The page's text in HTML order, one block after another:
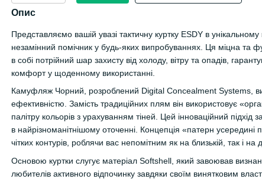
Опис
Представляємо вашій увазі тактичну куртку ESDY в
незамінний помічник у будь-яких випробуваннях. Ця міцна та
в собі потрійний шар захисту від холоду, вітру та опадів,
комфорт у щоденному використанні.
Камуфляж Чорний, розроблений Digital Concealment Systems,
ефективністю. Замість традиційних плям він використовує
палітру кольорів з урахуванням тіней. Цей інноваційний підхід
в найрізноманітнішому оточенні. Концепція «патерн усередині
чітких контурів, роблячи вас непомітним як на близькій, так і на
Основою куртки слугує матеріал Softshell, який завоював
любителів активного відпочинку завдяки своїм винятковим